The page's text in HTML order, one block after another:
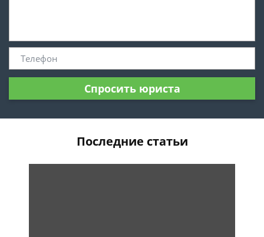
Спросить юриста
Последние статьи